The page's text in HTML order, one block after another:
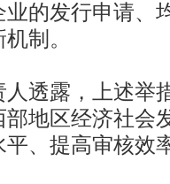
的发行申请、
制。
透露，上述举
地区经济社会
、提高审核效